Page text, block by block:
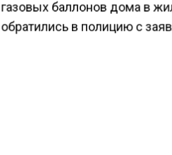
газовых баллонов дома в
обратились в полицию с